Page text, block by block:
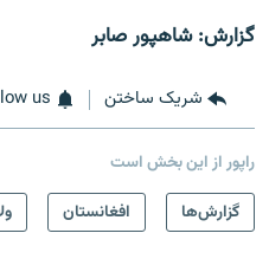
گزارش: شاهپور صابر
شریک ساختن us
راپور از این بخش است
گزارش‌ها
افغانستان